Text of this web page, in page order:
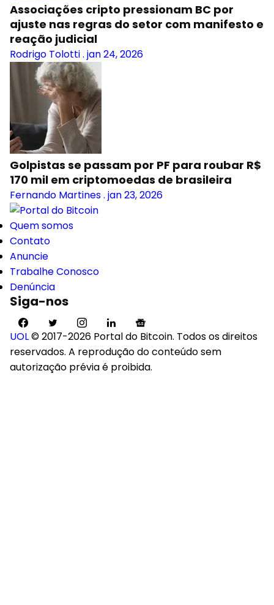
Associações cripto pressionam BC por
ajuste nas regras do setor com manifesto e
reação judicial
Rodrigo Tolotti. jan 24, 2026
Golpistas se passam por PF para roubar R$
170 mil em criptomoedas de brasileira
Fernando Martines. jan 23, 2026
Quem somos
Contato
Anuncie
Trabalhe Conosco
Denúncia
Siga-nos
UOL© 2017-2026 Portal do Bitcoin. Todos os direitos
reservados. A reprodução do conteúdo sem
autorização prévia é proibida.